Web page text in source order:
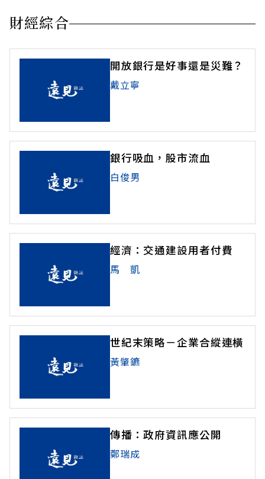
財經綜合
開放銀行是好事還是災難？
戴立寧
銀行吸血，股市流血
白俊男
經濟：交通建設用者付費
馬 凱
世紀末策略－企業合縱連橫
黃肇鑣
傳播：政府資訊應公開
鄭瑞成